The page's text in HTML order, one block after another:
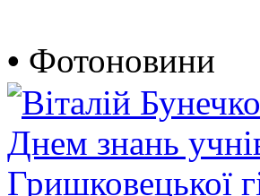
• Фотоновини